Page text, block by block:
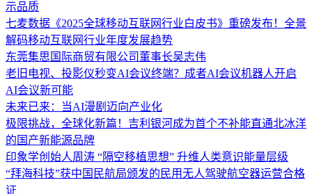
示品质
七麦数据《2025全球移动互联网行业白皮书》重磅发布！全景
解码移动互联网行业年度发展趋势
东莞集思国际商贸有限公司董事长吴志伟
老旧电视、投影仪秒变AI会议终端？成者AI会议机器人开启
AI会议新可能
未来已来：当AI漫剧迈向产业化
极限挑战，全球化新篇！吉利银河成为首个不补能直通北冰洋
的国产新能源品牌
印象学创始人周涛 “隔空移植思想” 升维人类意识能量层级
“拜海科技”获中国民航局颁发的民用无人驾驶航空器运营合格
证